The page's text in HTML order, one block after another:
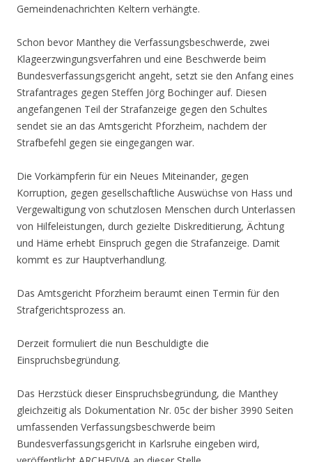
Gemeindenachrichten Keltern verhängte.
Schon bevor Manthey die Verfassungsbeschwerde, zwei
Klageerzwingungsverfahren und eine Beschwerde beim
Bundesverfassungsgericht angeht, setzt sie den Anfang eines
Strafantrages gegen Steffen Jörg Bochinger auf. Diesen
angefangenen Teil der Strafanzeige gegen den Schultes
sendet sie an das Amtsgericht Pforzheim, nachdem der
Strafbefehl gegen sie eingegangen war.
Die Vorkämpferin für ein Neues Miteinander, gegen
Korruption, gegen gesellschaftliche Auswüchse von Hass und
Vergewaltigung von schutzlosen Menschen durch Unterlassen
von Hilfeleistungen, durch gezielte Diskreditierung, Ächtung
und Häme erhebt Einspruch gegen die Strafanzeige. Damit
kommt es zur Hauptverhandlung.
Das Amtsgericht Pforzheim beraumt einen Termin für den
Strafgerichtsprozess an.
Derzeit formuliert die nun Beschuldigte die
Einspruchsbegründung.
Das Herzstück dieser Einspruchsbegründung, die Manthey
gleichzeitig als Dokumentation Nr. 05c der bisher 3990 Seiten
umfassenden Verfassungsbeschwerde beim
Bundesverfassungsgericht in Karlsruhe eingeben wird,